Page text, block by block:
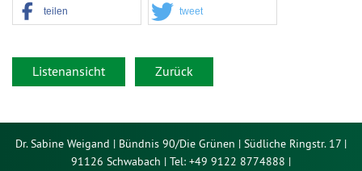
teilen tweet
Listenansicht Zurück
Dr. Sabine Weigand | Bündnis 90/Die Grünen | Südliche Ringstr. 17 |
91126 Schwabach | Tel: +49 9122 8774888 |